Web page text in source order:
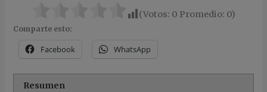
(Votos: 0 Promedio: 0)
Comparte esto:
Facebook WhatsApp
Resumen